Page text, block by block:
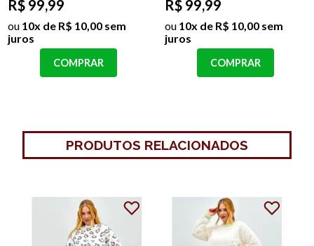
R$ 99,99
ou 10x de R$ 10,00 sem
juros
COMPRAR
R$ 99,99
ou 10x de R$ 10,00 sem
juros
COMPRAR
PRODUTOS RELACIONADOS